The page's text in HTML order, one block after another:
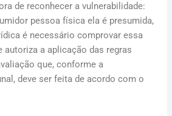
de reconhecer a vulnerabilidade:
pessoa física ela é presumida,
é necessário comprovar essa
a aplicação das regras
que, conforme a
deve ser feita de acordo com o